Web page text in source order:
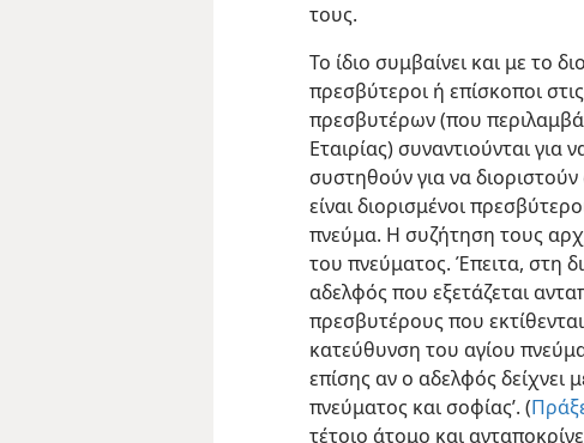
τους.
Το ίδιο συμβαίνει και με το
πρεσβύτεροι ή επίσκοποι
πρεσβυτέρων (που
Εταιρίας) συναντιούνται
συστηθούν για να
είναι διορισμένοι
πνεύμα. Η συζήτηση τους
του πνεύματος. Έπειτα, στη
αδελφός που εξετάζεται
πρεσβυτέρους που
κατεύθυνση του αγίου
επίσης αν ο αδελφός δείχνει
πνεύματος και σοφίας’. (
τέτοιο άτομο και